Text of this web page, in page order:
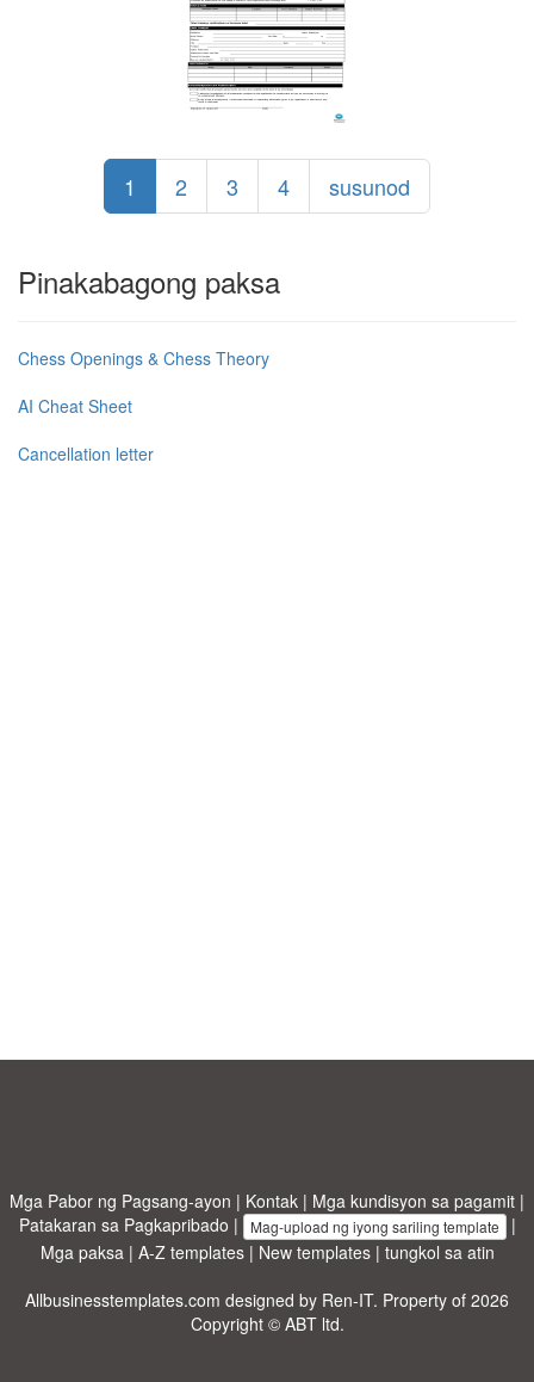
1 2 3 4 susunod
Pinakabagong paksa
Chess Openings & Chess Theory
AI Cheat Sheet
Cancellation letter
Mga Pabor ng Pagsang-ayon | Kontak | Mga kundisyon sa pagamit |
Patakaran sa Pagkapribado | Mag-upload ng iyong sariling template |
Mga paksa | A-Z templates| New templates| tungkol sa atin
Allbusinesstemplates.com designed by Ren-IT. Property of 2026
Copyright © ABT ltd.